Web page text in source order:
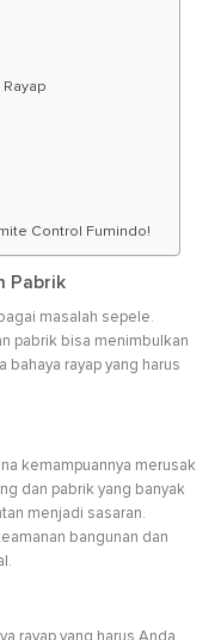
Control Fumindo!
Pabrik
masalah sepele.
pabrik bisa menimbulkan
bahaya rayap yang harus
kemampuannya merusak
dan pabrik yang banyak
menjadi sasaran.
bangunan dan